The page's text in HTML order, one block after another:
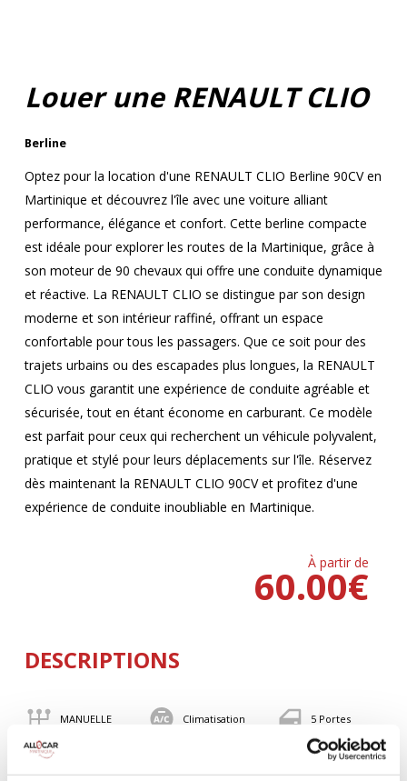
Louer une RENAULT CLIO
Berline
Optez pour la location d'une RENAULT CLIO Berline 90CV en
Martinique et découvrez l'île avec une voiture alliant
performance, élégance et confort. Cette berline compacte
est idéale pour explorer les routes de la Martinique, grâce à
son moteur de 90 chevaux qui offre une conduite dynamique
et réactive. La RENAULT CLIO se distingue par son design
moderne et son intérieur raffiné, offrant un espace
confortable pour tous les passagers. Que ce soit pour des
trajets urbains ou des escapades plus longues, la RENAULT
CLIO vous garantit une expérience de conduite agréable et
sécurisée, tout en étant économe en carburant. Ce modèle
est parfait pour ceux qui recherchent un véhicule polyvalent,
pratique et stylé pour leurs déplacements sur l'île. Réservez
dès maintenant la RENAULT CLIO 90CV et profitez d'une
expérience de conduite inoubliable en Martinique.
À partir de
€
60.00
DESCRIPTIONS
MANUELLE Climatisation 5 Portes
BLUETOOTH 90 CV